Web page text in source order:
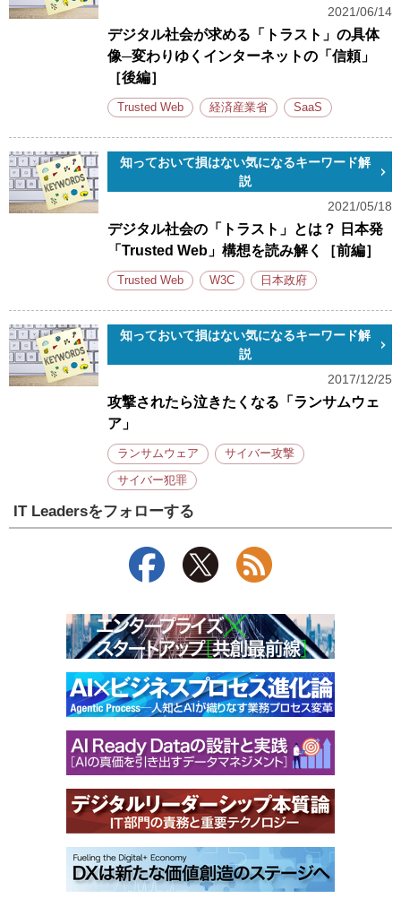
2021/06/14
デジタル社会が求める「トラスト」の具体
像─変わりゆくインターネットの「信頼」
［後編］
Trusted Web 経済産業省 SaaS
知っておいて損はない気になるキーワード解
説
2021/05/18
デジタル社会の「トラスト」とは？ 日本発
「Trusted Web」構想を読み解く［前編］
Trusted Web W3C 日本政府
知っておいて損はない気になるキーワード解
説
2017/12/25
攻撃されたら泣きたくなる「ランサムウェ
ア」
ランサムウェア サイバー攻撃
サイバー犯罪
IT Leadersをフォローする